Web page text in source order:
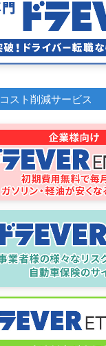
コスト削減サービス